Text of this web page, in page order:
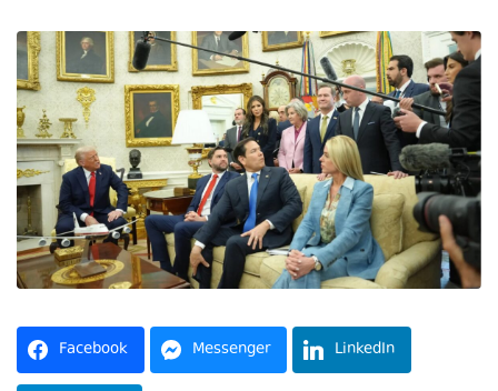
Facebook Messenger LinkedIn